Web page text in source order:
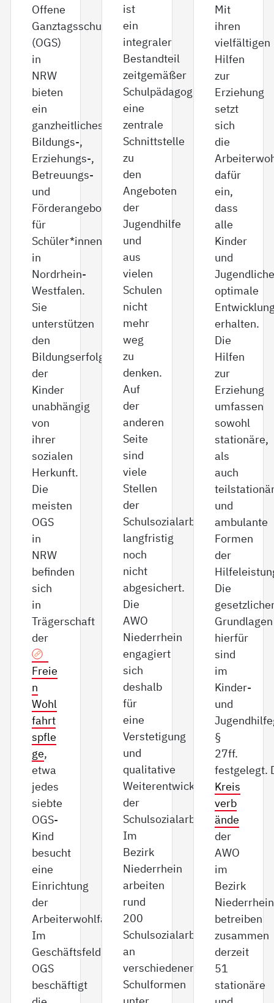
Offene
Ganztagsschulen
(OGS)
in
NRW
bieten
ein
ganzheitliches
Bildungs-,
Erziehungs-,
Betreuungs-
und
Förderangebot
für
Schüler*innen
in
Nordrhein-
Westfalen.
Sie
unterstützen
den
Bildungserfolg
der
Kinder
unabhängig
von
ihrer
sozialen
Herkunft.
Die
meisten
OGS
in
NRW
befinden
sich
in
Trägerschaft
der
Freie
n
Wohl
fahrt
spfle
ge,
etwa
jedes
siebte
OGS-
Kind
besucht
eine
Einrichtung
der
Arbeiterwohlfahrt.
Im
Geschäftsfeld
OGS
beschäftigt
ist
ein
integraler
Bestandteil
zeitgemäßer
Schulpädagogik,
eine
zentrale
Schnittstelle
zu
den
Angeboten
der
Jugendhilfe
und
aus
vielen
Schulen
nicht
mehr
weg
zu
denken.
Auf
der
anderen
Seite
sind
viele
Stellen
der
Schulsozialarbeit
langfristig
noch
nicht
abgesichert.
Die
AWO
Niederrhein
engagiert
sich
deshalb
für
eine
Verstetigung
und
qualitative
Weiterentwicklung
der
Schulsozialarbeit.
Im
Bezirk
Niederrhein
arbeiten
rund
200
Schulsozialarbeiter*innen
an
verschiedenen
Schulformen
Mit
ihren
vielfältigen
Hilfen
zur
Erziehung
setzt
sich
die
dafür
ein,
dass
alle
Kinder
und
optimale
erhalten.
Die
Hilfen
zur
Erziehung
umfassen
sowohl
stationäre,
als
auch
und
ambulante
Formen
der
Die
Grundlagen
hierfür
sind
im
Kinder-
und
§
27ff.
festgelegt.
Kreis
verb
ände
der
AWO
im
Bezirk
Niederrhein
betreiben
zusammen
derzeit
51
stationäre